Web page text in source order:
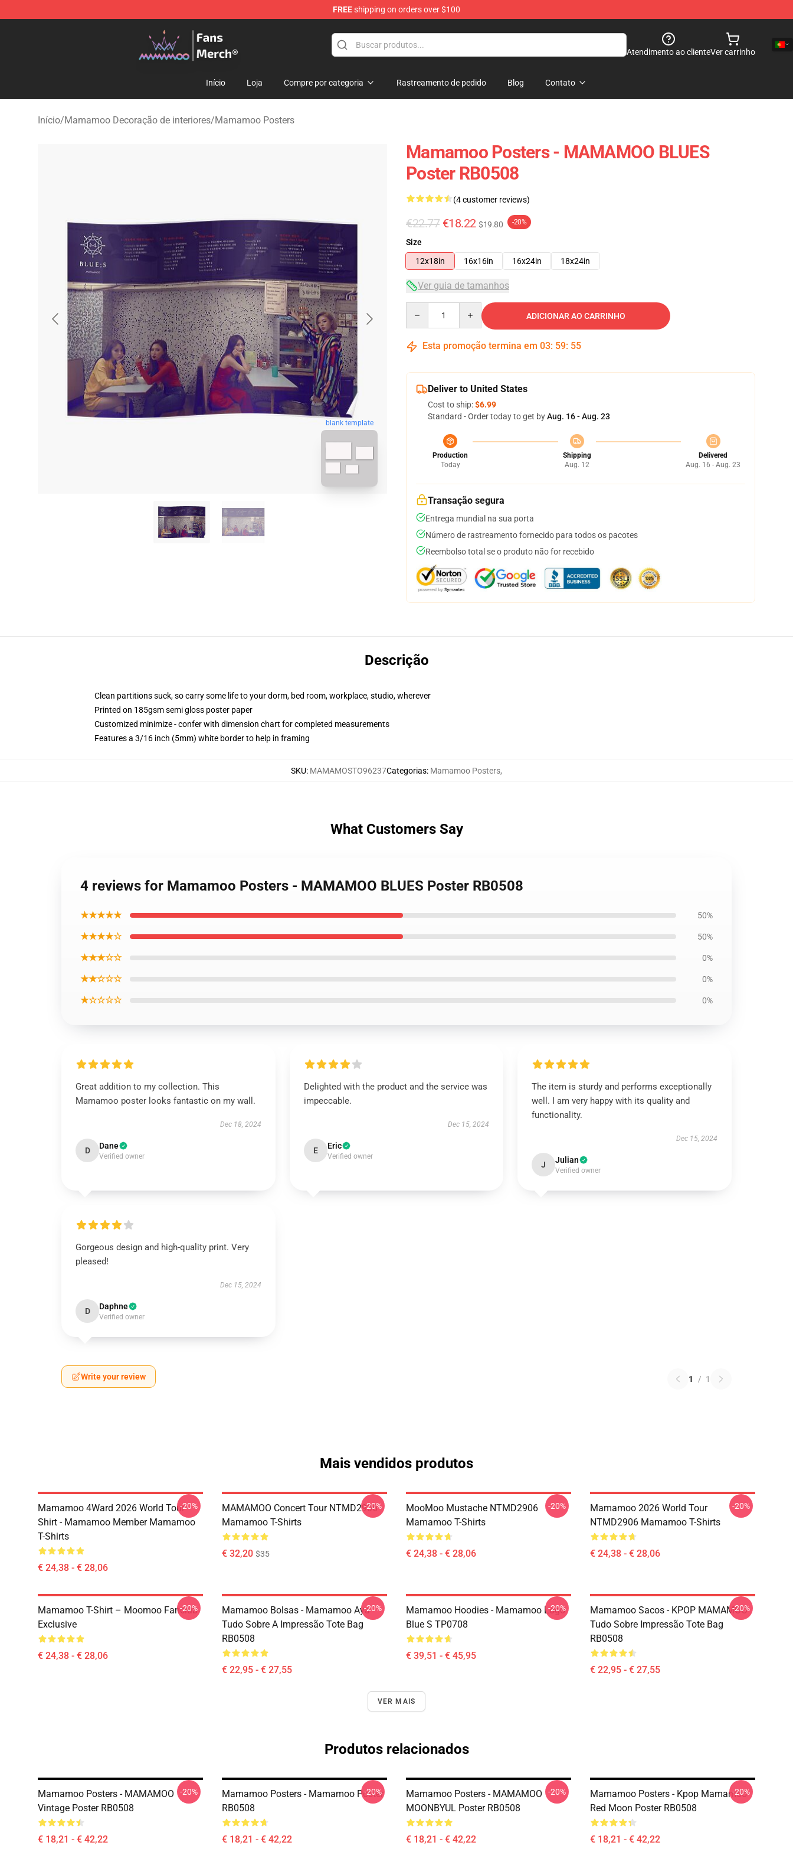
FREEshipping on orders over $100
Mamamoo Store - Official Mamamoo Merchandise Shop
Atendimento ao clienteVer carrinho
Início Loja Compre por categoria Rastreamento de pedido Blog Contato
Início/Mamamoo Decoração de interiores/Mamamoo Posters
blank template
Mamamoo Posters - MAMAMOO BLUES
Poster RB0508
(4 customer reviews)
€22.77 €18.22 $19.80 -20%
Size
12x18in
16x16in 16x24in 18x24in
Ver guia de tamanhos
ADICIONAR AO CARRINHO
Esta promoção termina em 03: 59: 54
Deliver to United States
Cost to ship:$6.99
Standard - Order today to get byAug. 16 - Aug. 23
Production
Today
Shipping
Aug. 12
Delivered
Aug. 16 - Aug. 23
Transação segura
Entrega mundial na sua porta
Número de rastreamento fornecido para todos os pacotes
Reembolso total se o produto não for recebido
Descrição
Clean partitions suck, so carry some life to your dorm, bed room, workplace, studio, wherever
Printed on 185gsm semi gloss poster paper
Customized minimize - confer with dimension chart for completed measurements
Features a 3/16 inch (5mm) white border to help in framing
SKU: MAMAMOSTO96237Categorias: Mamamoo Posters,
What Customers Say
4 reviews for Mamamoo Posters - MAMAMOO BLUES Poster RB0508
★★★★★ 50%
★★★★☆ 50%
★★★☆☆ 0%
★★☆☆☆ 0%
★☆☆☆☆ 0%
Great addition to my collection. This
Mamamoo poster looks fantastic on my wall.
Dec 18, 2024
D Dane
Verified owner
Delighted with the product and the service was
impeccable.
Dec 15, 2024
E Eric
Verified owner
The item is sturdy and performs exceptionally
well. I am very happy with its quality and
functionality.
Dec 15, 2024
J Julian
Verified owner
Gorgeous design and high-quality print. Very
pleased!
Dec 15, 2024
D Daphne
Verified owner
Write your review 1 / 1
Mais vendidos produtos
Mamamoo 4Ward 2026 World Tour
Shirt - Mamamoo Member Mamamoo
T-Shirts
€ 24,38 - € 28,06
-20%
MAMAMOO Concert Tour NTMD2906
Mamamoo T-Shirts
€ 32,20 $35
-20%
MooMoo Mustache NTMD2906
Mamamoo T-Shirts
€ 24,38 - € 28,06
-20%
Mamamoo 2026 World Tour
NTMD2906 Mamamoo T-Shirts
€ 24,38 - € 28,06
-20%
Mamamoo T-Shirt – Moomoo Fanclub
Exclusive
€ 24,38 - € 28,06
-20%
Mamamoo Bolsas - Mamamoo Aya
Tudo Sobre A Impressão Tote Bag
RB0508
€ 22,95 - € 27,55
-20%
Mamamoo Hoodies - Mamamoo Logo
Blue S TP0708
€ 39,51 - € 45,95
-20%
Mamamoo Sacos - KPOP MAMAMOO
Tudo Sobre Impressão Tote Bag
RB0508
€ 22,95 - € 27,55
-20%
VER MAIS
Produtos relacionados
Mamamoo Posters - MAMAMOO
Vintage Poster RB0508
€ 18,21 - € 42,22
-20%
Mamamoo Posters - Mamamoo Poster
RB0508
€ 18,21 - € 42,22
-20%
Mamamoo Posters - MAMAMOO
MOONBYUL Poster RB0508
€ 18,21 - € 42,22
-20%
Mamamoo Posters - Kpop Mamamoo
Red Moon Poster RB0508
€ 18,21 - € 42,22
-20%